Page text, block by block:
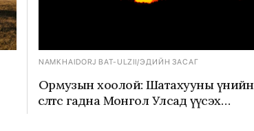
NAMKHAIDORJ BAT-ULZII/ЭДИЙН ЗАСАГ
Ормузын хоолой: Шатахууны үнийн
өсөлтөөс гадна Монгол Улсад үүсэх